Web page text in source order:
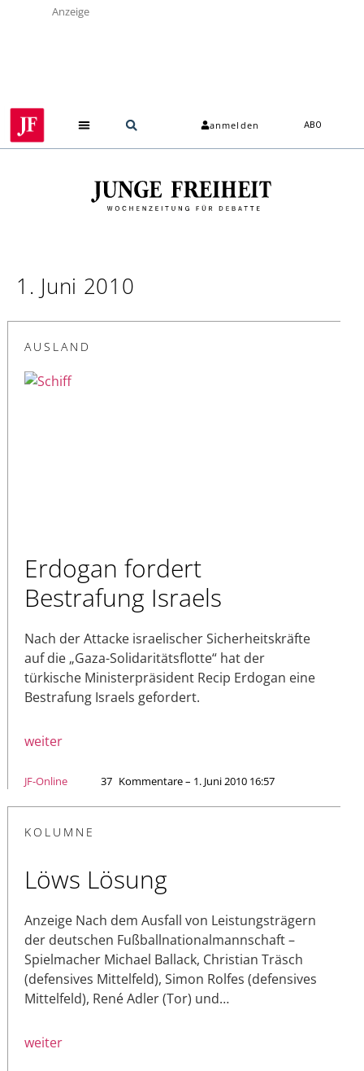
Anzeige
anmelden ABO
1. Juni 2010
AUSLAND
Erdogan fordert
Bestrafung Israels
Nach der Attacke israelischer Sicherheitskräfte
auf die „Gaza-Solidaritätsflotte“ hat der
türkische Ministerpräsident Recip Erdogan eine
Bestrafung Israels gefordert.
weiter
JF-Online 37 Kommentare – 1. Juni 2010 16:57
KOLUMNE
Löws Lösung
Anzeige Nach dem Ausfall von Leistungsträgern
der deutschen Fußballnationalmannschaft –
Spielmacher Michael Ballack, Christian Träsch
(defensives Mittelfeld), Simon Rolfes (defensives
Mittelfeld), René Adler (Tor) und…
weiter